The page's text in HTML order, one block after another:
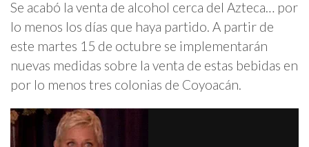
Se acabó la venta de alcohol cerca del Azteca… por
lo menos los días que haya partido. A partir de
este martes 15 de octubre se implementarán
nuevas medidas sobre la venta de estas bebidas en
por lo menos tres colonias de Coyoacán.